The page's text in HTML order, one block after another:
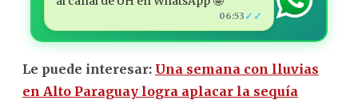
06:53 ✓✓
Le puede interesar: Una semana con lluvias
en Alto Paraguay logra aplacar la sequía